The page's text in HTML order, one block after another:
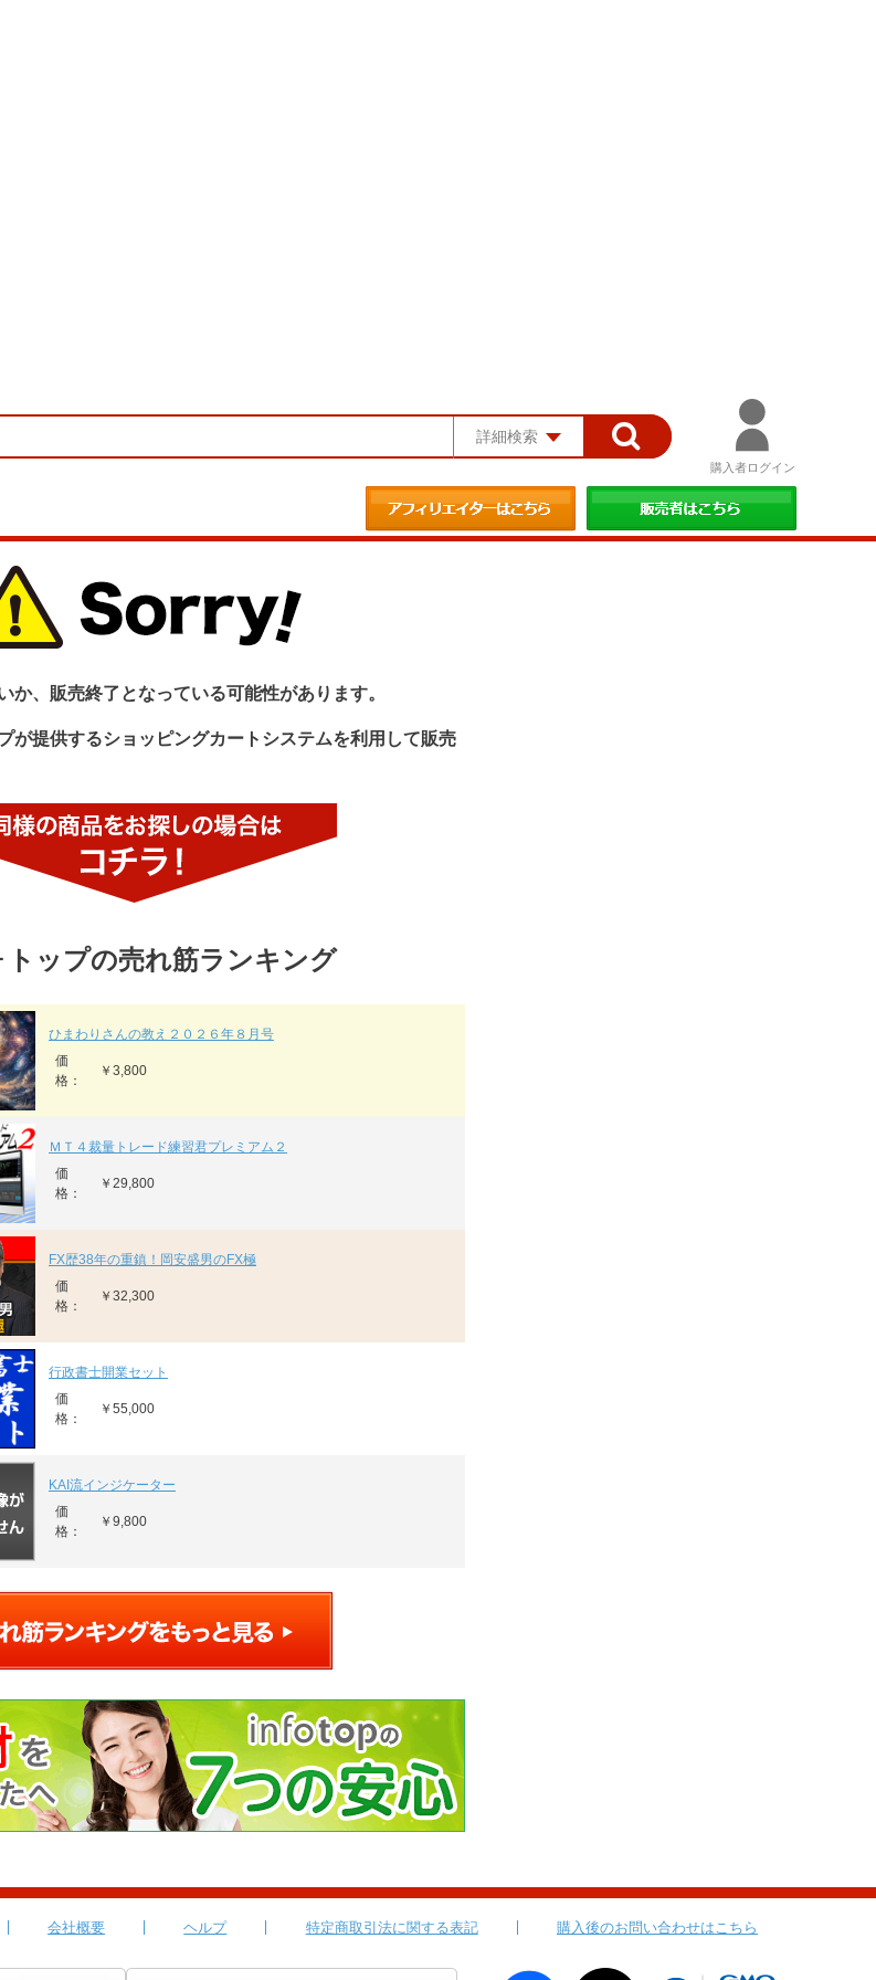
詳細検索
購入者ログイン
か、販売終了となっている可能性があります。
が提供するショッピングカートシステムを利用して販売
トップの売れ筋ランキング
ひまわりさんの教え２０２６年８月号
価
格：
￥3,800
ＭＴ４裁量トレード練習君プレミアム２
価
格：
￥29,800
FX歴38年の重鎮！岡安盛男のFX極
価
格：
￥32,300
行政書士開業セット
価
格：
￥55,000
KAI流インジケーター
価
格：
￥9,800
会社概要 ヘルプ 特定商取引法に関する表記 購入後のお問い合わせはこちら